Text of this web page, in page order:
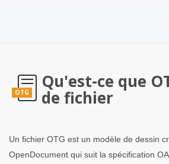
OTG
Qu'est-ce que
de fichier
Un fichier OTG est un modèle de dessin
OpenDocument qui suit la spécification